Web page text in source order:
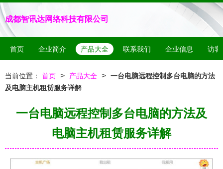
成都智讯达网络科技有限公司
首页 企业简介 产品大全 联系我们 企业信息 访客
当前位置： 首页 > 产品大全 > 一台电脑远程控制多台电脑的方法
及电脑主机租赁服务详解
一台电脑远程控制多台电脑的方法及
电脑主机租赁服务详解